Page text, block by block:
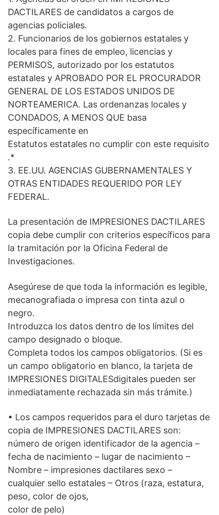
A
p
p
t
t
e
r
r
a
m
d
I
n
DACTILARES de candidatos a cargos de
agencias policiales.
2. Funcionarios de los gobiernos estatales y
locales para fines de empleo, licencias y
PERMISOS, autorizado por los estatutos
estatales y APROBADO POR EL PROCURADOR
GENERAL DE LOS ESTADOS UNIDOS DE
NORTEAMERICA. Las ordenanzas locales y
CONDADOS, A MENOS QUE basa
específicamente en
Estatutos estatales no cumplir con este requisito
.*
3. EE.UU. AGENCIAS GUBERNAMENTALES Y
OTRAS ENTIDADES REQUERIDO POR LEY
FEDERAL.
La presentación de IMPRESIONES DACTILARES
copia debe cumplir con criterios específicos para
la tramitación por la Oficina Federal de
Investigaciones.
Asegúrese de que toda la información es legible,
mecanografiada o impresa con tinta azul o
negro.
Introduzca los datos dentro de los límites del
campo designado o bloque.
Completa todos los campos obligatorios. (Si es
un campo obligatorio en blanco, la tarjeta de
IMPRESIONES DIGITALESdigitales pueden ser
inmediatamente rechazada sin más trámite.)
• Los campos requeridos para el duro tarjetas de
copia de IMPRESIONES DACTILARES son:
número de origen identificador de la agencia –
fecha de nacimiento – lugar de nacimiento –
Nombre – impresiones dactilares sexo –
cualquier sello estatales – Otros (raza, estatura,
peso, color de ojos,
color de pelo)